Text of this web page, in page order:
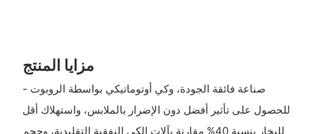
مزايا المنتج
- صناعة فائقة الجودة، وكي أوتوماتيكي بواسطة الروبوت
للحصول على تأثير أفضل دون الإضرار بالملابس، واستهلاك أقل
للبخار بنسبة 40% مقارنة بآلات الكي النفقية التقليدية، وحجم